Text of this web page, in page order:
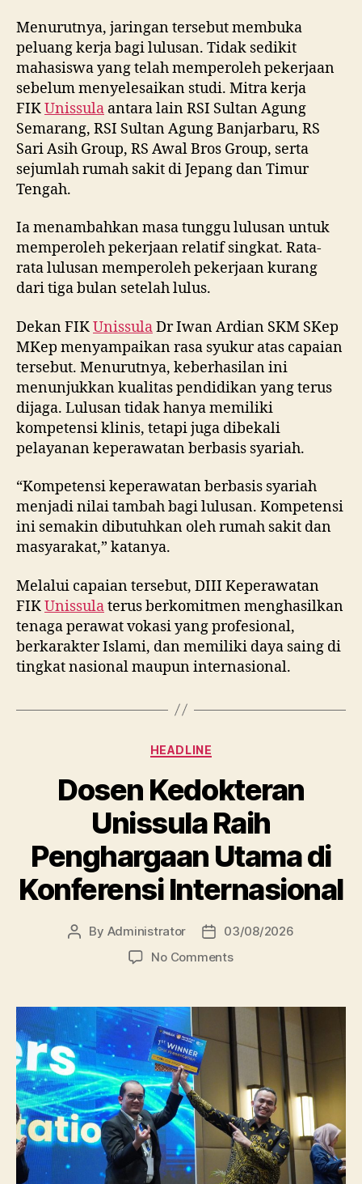
Menurutnya, jaringan tersebut membuka
peluang kerja bagi lulusan. Tidak sedikit
mahasiswa yang telah memperoleh pekerjaan
sebelum menyelesaikan studi. Mitra kerja
FIKUnissula antara lain RSI Sultan Agung
Semarang, RSI Sultan Agung Banjarbaru, RS
Sari Asih Group, RS Awal Bros Group, serta
sejumlah rumah sakit di Jepang dan Timur
Tengah.
Ia menambahkan masa tunggu lulusan untuk
memperoleh pekerjaan relatif singkat. Rata-
rata lulusan memperoleh pekerjaan kurang
dari tiga bulan setelah lulus.
Dekan FIKUnissulaDr Iwan Ardian SKM SKep
MKep menyampaikan rasa syukur atas capaian
tersebut. Menurutnya, keberhasilan ini
menunjukkan kualitas pendidikan yang terus
dijaga. Lulusan tidak hanya memiliki
kompetensi klinis, tetapi juga dibekali
pelayanan keperawatan berbasis syariah.
“Kompetensi keperawatan berbasis syariah
menjadi nilai tambah bagi lulusan. Kompetensi
ini semakin dibutuhkan oleh rumah sakit dan
masyarakat,” katanya.
Melalui capaian tersebut, DIII Keperawatan
FIKUnissulaterus berkomitmen menghasilkan
tenaga perawat vokasi yang profesional,
berkarakter Islami, dan memiliki daya saing di
tingkat nasional maupun internasional.
Categories
HEADLINE
Dosen Kedokteran
Unissula Raih
Penghargaan Utama di
Konferensi Internasional
Post
By Administrator
Post
date
03/08/2026
No Commentson
Unissula
Raih
Penghargaan
Utama
di
Konferensi
Internasional